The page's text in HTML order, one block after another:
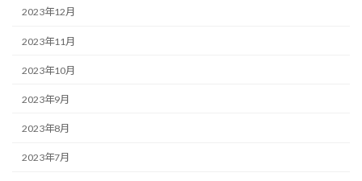
2023年12月
2023年11月
2023年10月
2023年9月
2023年8月
2023年7月